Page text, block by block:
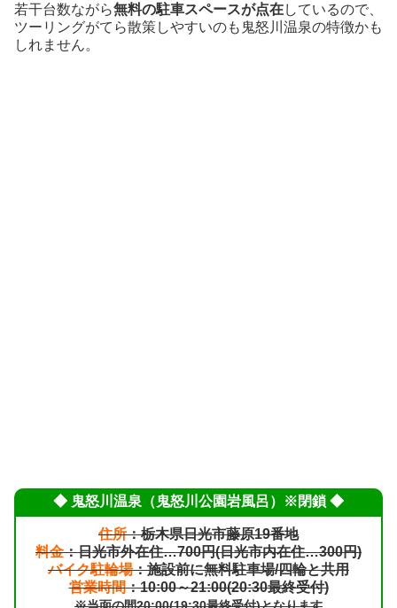
若干台数ながら無料の駐車スペースが点在しているので、
ツーリングがてら散策しやすいのも鬼怒川温泉の特徴かも
しれません。
◆ 鬼怒川温泉（鬼怒川公園岩風呂）※閉鎖 ◆
住所：栃木県日光市藤原19番地
料金：日光市外在住…700円(日光市内在住…300円)
バイク駐輪場：施設前に無料駐車場/四輪と共用
営業時間：10:00～21:00(20:30最終受付)
※当面の間20:00(19:30最終受付)となります